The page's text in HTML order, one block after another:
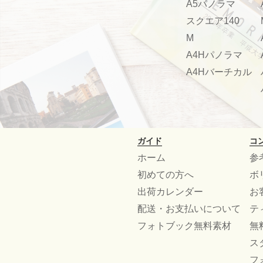
A5パノラマ
スクエア140
M
A4Hパノラマ
A4Hバーチカル
ガイド
ホーム
初めての方へ
出荷カレンダー
配送・お支払いについて
フォトブック無料素材
コ
参
ボ
お
テ
無
ス
フ